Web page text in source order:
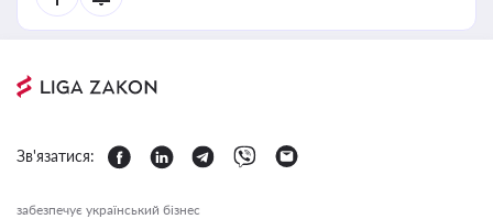
Зв'язатися:
забезпечує український бізнес